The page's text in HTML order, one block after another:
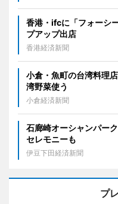
香港・ifcに「フォーシ
プアップ出店
香港経済新聞
小倉・魚町の台湾料理
湾野菜使う
小倉経済新聞
石廊崎オーシャンパー
セレモニーも
伊豆下田経済新聞
プ